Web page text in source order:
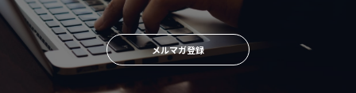
メルマガ登録